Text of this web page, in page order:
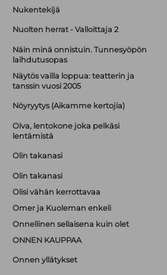
Nukentekijä
Nuolten herrat - Valloittaja 2
Näin minä onnistuin. Tunnesyöpön
laihdutusopas
Näytös vailla loppua: teatterin ja
tanssin vuosi 2005
Nöyryytys (Aikamme kertojia)
Oiva, lentokone joka pelkäsi
lentämistä
Olin takanasi
Olin takanasi
Olisi vähän kerrottavaa
Omer ja Kuoleman enkeli
Onnellinen sellaisena kuin olet
ONNEN KAUPPAA
Onnen yllätykset